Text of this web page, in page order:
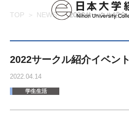
TOP NEWS 2022サークル紹介
2022サークル紹介イベン
2022.04.14
学生生活